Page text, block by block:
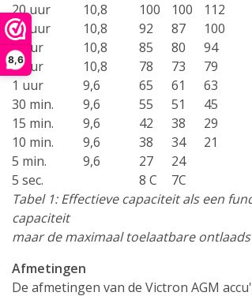
8,6
20 uur
10,8 100 100
112
10 uur
10,8 92 87
100
5 uur
10,8 85 80
94
3 uur
10,8 78 73
79
1 uur
9,6 65 61
63
30 min.
9,6 55 51
45
15 min.
9,6 42 38
29
10 min.
9,6 38 34
21
5 min.
9,6 27
24
5 sec.
8 C
7C
Tabel 1: Effectieve capaciteit als een
capaciteit
maar de maximaal toelaatbare
Afmetingen
De afmetingen van de Victron AGM